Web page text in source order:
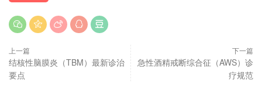
上一篇
结核性脑膜炎（TBM）最新诊治
要点
下一篇
急性酒精戒断综合征（AWS）诊
疗规范